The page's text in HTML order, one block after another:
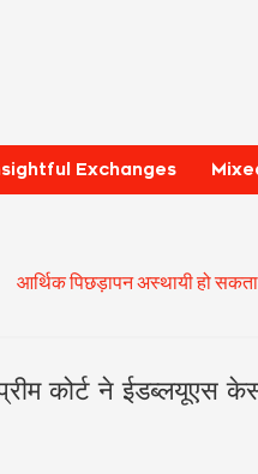
Exchanges
आर्थिक पिछड़ापन अस्थायी हो
कोर्ट ने ईडब्लयूएस